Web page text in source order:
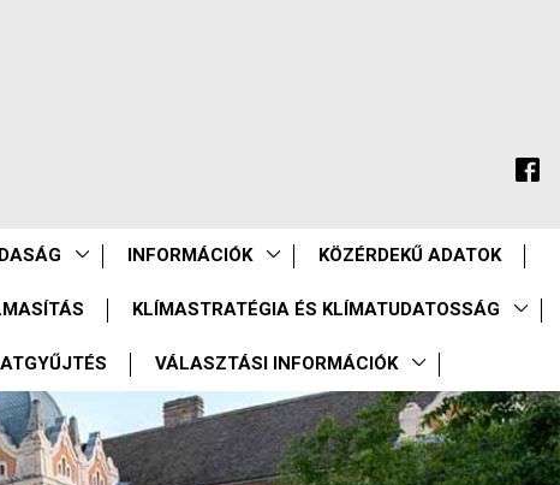
INFORMÁCIÓK KÖZÉRDEKŰ ADATOK
KLÍMASTRATÉGIA ÉS KLÍMATUDATOSSÁG
VÁLASZTÁSI INFORMÁCIÓK